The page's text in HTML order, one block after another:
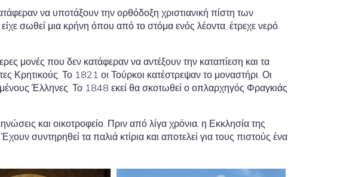
να υποτάξουν την ορθόδοξη χριστιανική πίστη των
σωθεί μια κρήνη όπου από το στόμα ενός λέοντα, έτρεχε νερό.
μονές που δεν κατάφεραν να αντέξουν την καταπίεση και τα
Κρητικούς. Το 1821 οι Τούρκοι κατέστρεψαν το μοναστήρι. Οι
Έλληνες. Το 1848 εκεί θα σκοτωθεί ο οπλαρχηγός Φραγκιάς
και οικοτροφείο. Πριν από λίγα χρόνια, η Εκκλησία της
συντηρηθεί τα παλιά κτίρια και αποτελεί για τους πιστούς ένα